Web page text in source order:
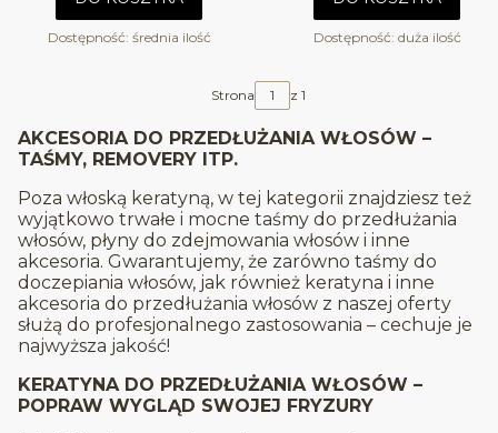
Dostępność: średnia ilość Dostępność: duża ilość
Strona z 1
AKCESORIA DO PRZEDŁUŻANIA WŁOSÓW –
TAŚMY, REMOVERY ITP.
Poza włoską keratyną, w tej kategorii znajdziesz też
wyjątkowo trwałe i mocne taśmy do przedłużania
włosów, płyny do zdejmowania włosów i inne
akcesoria. Gwarantujemy, że zarówno taśmy do
doczepiania włosów, jak również keratyna i inne
akcesoria do przedłużania włosów z naszej oferty
służą do profesjonalnego zastosowania – cechuje je
najwyższa jakość!
KERATYNA DO PRZEDŁUŻANIA WŁOSÓW –
POPRAW WYGLĄD SWOJEJ FRYZURY